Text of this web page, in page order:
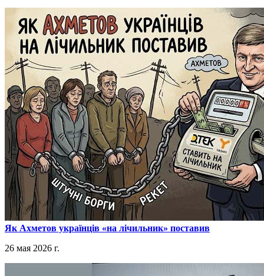
​Як Ахметов українців «на лічильник» поставив
26 мая 2026 г.